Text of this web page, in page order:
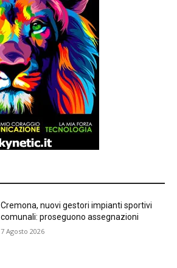
Cremona, nuovi gestori impianti sportivi
comunali: proseguono assegnazioni
7 Agosto 2026